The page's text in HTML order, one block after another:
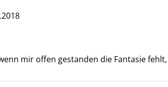
mir offen gestanden die Fantasie